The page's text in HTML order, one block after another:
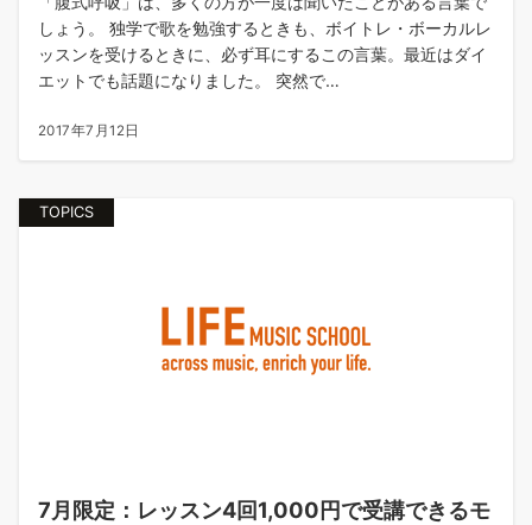
しょう。 独学で歌を勉強するときも、ボイトレ・ボーカルレ
ッスンを受けるときに、必ず耳にするこの言葉。最近はダイ
エットでも話題になりました。 突然で…
2017年7月12日
TOPICS
7月限定：レッスン4回1,000円で受講できるモ